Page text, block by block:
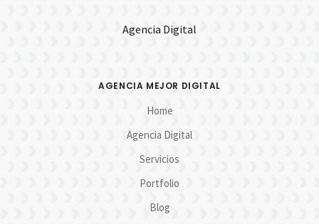
Agencia Digital
AGENCIA MEJOR DIGITAL
Home
Agencia Digital
Servicios
Portfolio
Blog